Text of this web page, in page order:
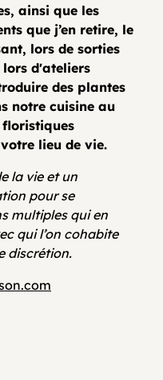
ainsi que les
que j’en retire, le
lors de sorties
lors d'ateliers
des plantes
notre cuisine au
lieu de vie.
la vie et un
pour se
multiples qui en
qui l’on cohabite
discrétion.